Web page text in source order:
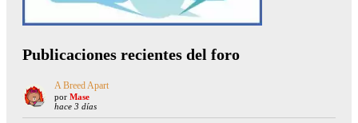
Publicaciones recientes del foro
A Breed Apart
por Mase
hace 3 días